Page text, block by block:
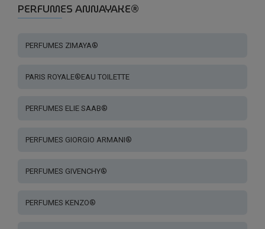
PERFUMES ANNAYAKE®
PERFUMES ZIMAYA®
PARIS ROYALE®EAU TOILETTE
PERFUMES ELIE SAAB®
PERFUMES GIORGIO ARMANI®
PERFUMES GIVENCHY®
PERFUMES KENZO®